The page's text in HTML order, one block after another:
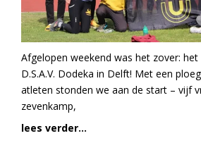
Afgelopen weekend was het zover:
D.S.A.V. Dodeka in Delft! Met een
atleten stonden we aan de start – vijf
zevenkamp,
lees verder...